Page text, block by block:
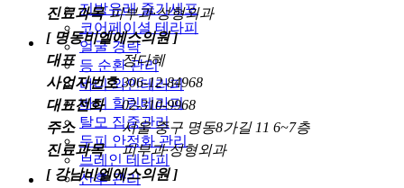
지방유래 줄기세포
코어페이셜 테라피
얼굴 경락
등 순환 관리
바디 와인테라피
바디 힐링테라피
탈모 집중관리
두피 안정화 관리
브레인 테라피
산후 관리
진료과목 피부과·성형외과
[ 명동비엘에스의원 ]
대표
정다혜
사업자번호 306-12-84968
대표전화
02-310-9968
주소
서울 중구 명동8가길 11 6~7층
진료과목
피부과·성형외과
[ 강남비엘에스의원 ]